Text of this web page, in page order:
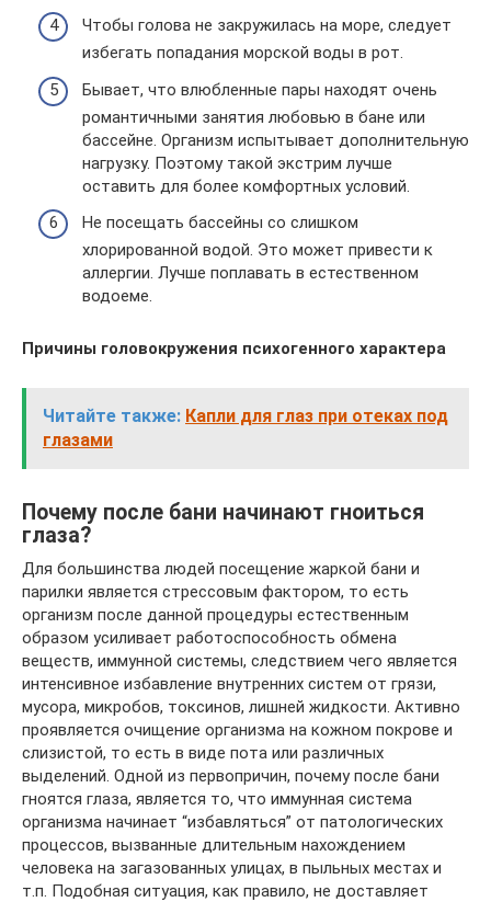
Чтобы голова не закружилась на море, следует
избегать попадания морской воды в рот.
Бывает, что влюбленные пары находят очень
романтичными занятия любовью в бане или
бассейне. Организм испытывает дополнительную
нагрузку. Поэтому такой экстрим лучше
оставить для более комфортных условий.
Не посещать бассейны со слишком
хлорированной водой. Это может привести к
аллергии. Лучше поплавать в естественном
водоеме.
Причины головокружения психогенного характера
Читайте также: Капли для глаз при отеках под
глазами
Почему после бани начинают гноиться
глаза?
Для большинства людей посещение жаркой бани и
парилки является стрессовым фактором, то есть
организм после данной процедуры естественным
образом усиливает работоспособность обмена
веществ, иммунной системы, следствием чего является
интенсивное избавление внутренних систем от грязи,
мусора, микробов, токсинов, лишней жидкости. Активно
проявляется очищение организма на кожном покрове и
слизистой, то есть в виде пота или различных
выделений. Одной из первопричин, почему после бани
гноятся глаза, является то, что иммунная система
организма начинает “избавляться” от патологических
процессов, вызванные длительным нахождением
человека на загазованных улицах, в пыльных местах и
т.п. Подобная ситуация, как правило, не доставляет